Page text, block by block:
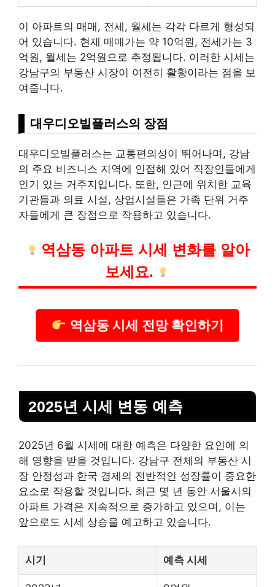
이 아파트의 매매, 전세, 월세는 각각 다르게 형성되
어 있습니다. 현재 매매가는 약 10억원, 전세가는 3
억원, 월세는 2억원으로 추정됩니다. 이러한 시세는
강남구의 부동산 시장이 여전히 활황이라는 점을 보
여줍니다.
대우디오빌플러스의 장점
대우디오빌플러스는 교통편의성이 뛰어나며, 강남
의 주요 비즈니스 지역에 인접해 있어 직장인들에게
인기 있는 거주지입니다. 또한, 인근에 위치한 교육
기관들과 의료 시설, 상업시설들은 가족 단위 거주
자들에게 큰 장점으로 작용하고 있습니다.
역삼동 아파트 시세 변화를 알아
보세요.
역삼동 시세 전망 확인하기
2025년 시세 변동 예측
2025년 6월 시세에 대한 예측은 다양한 요인에 의
해 영향을 받을 것입니다. 강남구 전체의 부동산 시
장 안정성과 한국 경제의 전반적인 성장률이 중요한
요소로 작용할 것입니다. 최근 몇 년 동안 서울시의
아파트 가격은 지속적으로 증가하고 있으며, 이는
앞으로도 시세 상승을 예고하고 있습니다.
시기 예측 시세